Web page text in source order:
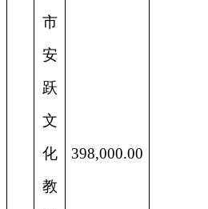
市
安
跃
文
化
教
398,000.00